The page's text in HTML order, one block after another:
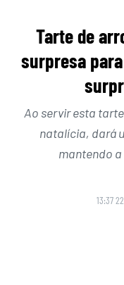
Tarte de
surpresa
Ao servir esta
natalícia, dará
mantendo
13:37